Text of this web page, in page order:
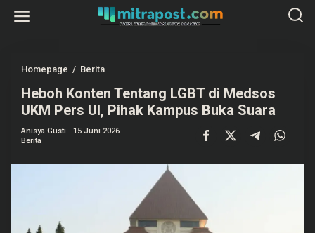
Homepage / Berita
b
o
o
e
Heboh Konten Tentang LGBT di Medsos
UKM Pers UI, Pihak Kampus Buka Suara
Anisya Gusti
15 Juni 2026
Berita